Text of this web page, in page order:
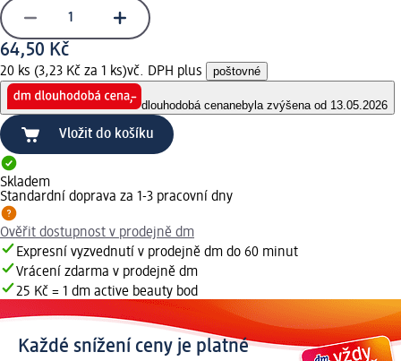
64,50 Kč
20 ks (3,23 Kč za 1 ks)vč. DPH plus poštovné
dlouhodobá cenanebyla zvýšena od 13.05.2026
Vložit do košíku
Skladem
Standardní doprava za 1-3 pracovní dny
Ověřit dostupnost v prodejně dm
Expresní vyzvednutí v prodejně dm do 60 minut
Vrácení zdarma v prodejně dm
25 Kč = 1 dm active beauty bod
Každé snížení ceny je platné